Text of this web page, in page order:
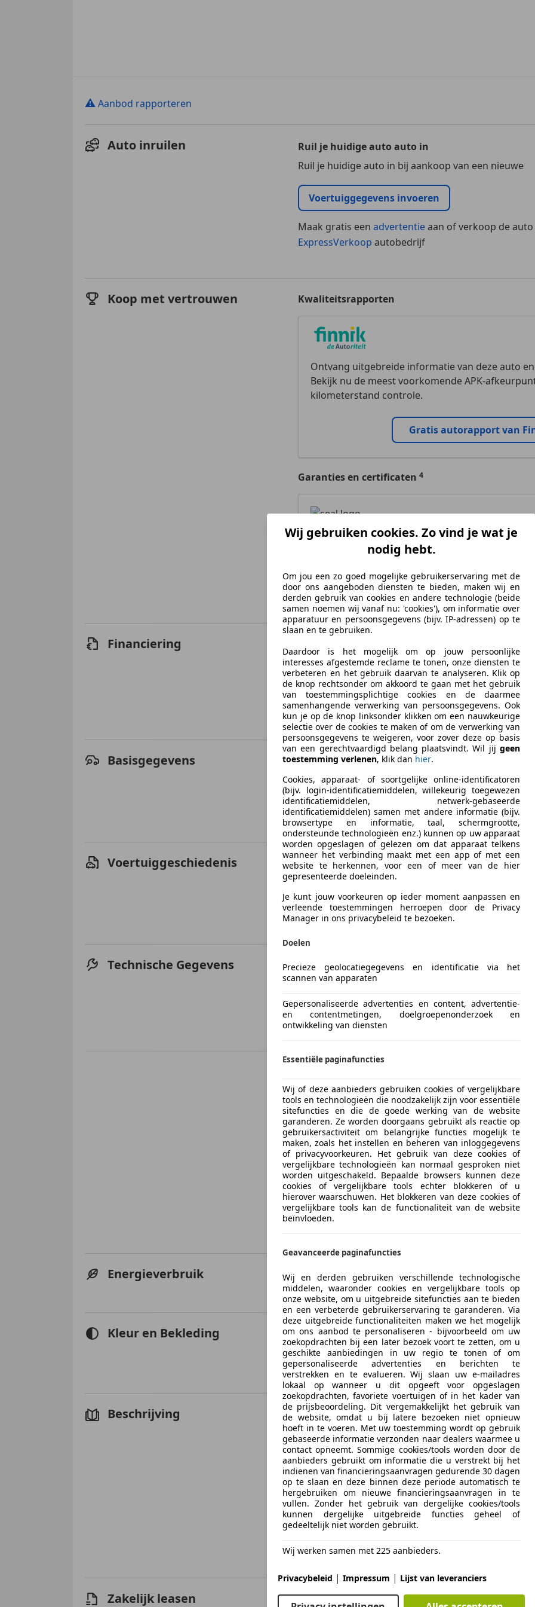
⚠ Aanbod rapporteren
Auto inruilen
Ruil je huidige auto auto in
Ruil je huidige auto in bij aankoop van een nieuwe
Voertuiggegevens invoeren
Maak gratis een advertentieaan of verkoop de
ExpressVerkoop autobedrijf
Koop met vertrouwen Kwaliteitsrapporten
Ontvang uitgebreide informatie van deze auto
Bekijk nu de meest voorkomende APK-
kilometerstand controle.
Gratis autorapport van
Garanties en certificaten
Het NAP-logo staat voor een logisch opbouw
Meer informatie
Financiering
Bereken je autolening
Hoeveel wil je lenen?
Basisgegevens Carrosserietype
Voertuigtype
Oldtimer
Deuren
4
Advertentienr.
PP-07-49
Voertuiggeschiedenis Kilometerstand
56.508 km
Bouwjaar
APK
Nieuw
Vorige eigenaren
Technische Gegevens Transmissie
Versnellingen
Cilinders
4
Leeggewicht
Energieverbruik Brandstof
Benzine
CO2-emissie
0 g/km
Kleur en Bekleding Kleur
Blauw
Oorspronkelijke kleur
Blauw
Materiaal
Stof
Beschrijving
Unieke, origineel Nederlands geleverde, in
Mercedes 170 S-V.
Auto is altijd binnen 1 familie in bezit geweest van
kleinzoon!
Oorspronkelijke linnen kentekenbewijs aanwezig,
De uitgebreide fotoreportage spreekt voor de auto.
Taxatierapport van € 29.500,00 bij de auto aanwezig.
Bedrijfsinformatie
Alle genoemde prijzen zijn rijklare prijzen inclusief
hanteren GEEN afleveringskosten. Bovendien
de vermelde bouwjaren en kilometerstanden.
Levenslang gratis apk op alle bij ons gekochte en
Zakelijk leasen
Wij gebruiken cookies. Zo vind je wat je
nodig hebt.
Om jou een zo goed mogelijke gebruikerservaring met de
door ons aangeboden diensten te bieden, maken wij en
derden gebruik van cookies en andere technologie (beide
samen noemen wij vanaf nu: 'cookies'), om informatie over
apparatuur en persoonsgegevens (bijv. IP-adressen) op te
slaan en te gebruiken.
Daardoor is het mogelijk om op jouw persoonlijke
interesses afgestemde reclame te tonen, onze diensten te
verbeteren en het gebruik daarvan te analyseren. Klik op
de knop rechtsonder om akkoord te gaan met het gebruik
van toestemmingsplichtige cookies en de daarmee
samenhangende verwerking van persoonsgegevens. Ook
kun je op de knop linksonder klikken om een nauwkeurige
selectie over de cookies te maken of om de verwerking van
persoonsgegevens te weigeren, voor zover deze op basis
van een gerechtvaardigd belang plaatsvindt. Wil jij geen
toestemming verlenen, klik dan hier.
Cookies, apparaat- of soortgelijke online-identificatoren
(bijv. login-identificatiemiddelen, willekeurig toegewezen
identificatiemiddelen, netwerk-gebaseerde
identificatiemiddelen) samen met andere informatie (bijv.
browsertype en informatie, taal, schermgrootte,
ondersteunde technologieën enz.) kunnen op uw apparaat
worden opgeslagen of gelezen om dat apparaat telkens
wanneer het verbinding maakt met een app of met een
website te herkennen, voor een of meer van de hier
gepresenteerde doeleinden.
Je kunt jouw voorkeuren op ieder moment aanpassen en
verleende toestemmingen herroepen door de Privacy
Manager in ons privacybeleid te bezoeken.
Doelen
Precieze geolocatiegegevens en identificatie via het
scannen van apparaten
Gepersonaliseerde advertenties en content, advertentie-
en contentmetingen, doelgroepenonderzoek en
ontwikkeling van diensten
Essentiële paginafuncties
Wij of deze aanbieders gebruiken cookies of vergelijkbare
tools en technologieën die noodzakelijk zijn voor essentiële
sitefuncties en die de goede werking van de website
garanderen. Ze worden doorgaans gebruikt als reactie op
gebruikersactiviteit om belangrijke functies mogelijk te
maken, zoals het instellen en beheren van inloggegevens
of privacyvoorkeuren. Het gebruik van deze cookies of
vergelijkbare technologieën kan normaal gesproken niet
worden uitgeschakeld. Bepaalde browsers kunnen deze
cookies of vergelijkbare tools echter blokkeren of u
hierover waarschuwen. Het blokkeren van deze cookies of
vergelijkbare tools kan de functionaliteit van de website
beïnvloeden.
Geavanceerde paginafuncties
Wij en derden gebruiken verschillende technologische
middelen, waaronder cookies en vergelijkbare tools op
onze website, om u uitgebreide sitefuncties aan te bieden
en een verbeterde gebruikerservaring te garanderen. Via
deze uitgebreide functionaliteiten maken we het mogelijk
om ons aanbod te personaliseren - bijvoorbeeld om uw
zoekopdrachten bij een later bezoek voort te zetten, om u
geschikte aanbiedingen in uw regio te tonen of om
gepersonaliseerde advertenties en berichten te
verstrekken en te evalueren. Wij slaan uw e-mailadres
lokaal op wanneer u dit opgeeft voor opgeslagen
zoekopdrachten, favoriete voertuigen of in het kader van
de prijsbeoordeling. Dit vergemakkelijkt het gebruik van
de website, omdat u bij latere bezoeken niet opnieuw
hoeft in te voeren. Met uw toestemming wordt op gebruik
gebaseerde informatie verzonden naar dealers waarmee u
contact opneemt. Sommige cookies/tools worden door de
aanbieders gebruikt om informatie die u verstrekt bij het
indienen van financieringsaanvragen gedurende 30 dagen
op te slaan en deze binnen deze periode automatisch te
hergebruiken om nieuwe financieringsaanvragen in te
vullen. Zonder het gebruik van dergelijke cookies/tools
kunnen dergelijke uitgebreide functies geheel of
gedeeltelijk niet worden gebruikt.
Wij werken samen met 225 aanbieders.
Privacybeleid | Impressum | Lijst van leveranciers